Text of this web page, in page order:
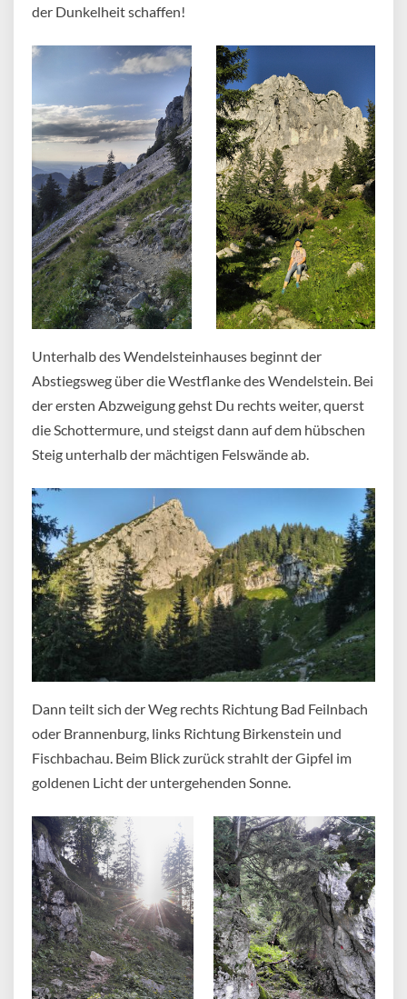
der Dunkelheit schaffen!
Unterhalb des Wendelsteinhauses beginnt der
Abstiegsweg über die Westflanke des Wendelstein. Bei
der ersten Abzweigung gehst Du rechts weiter, querst
die Schottermure, und steigst dann auf dem hübschen
Steig unterhalb der mächtigen Felswände ab.
Dann teilt sich der Weg rechts Richtung Bad Feilnbach
oder Brannenburg, links Richtung Birkenstein und
Fischbachau. Beim Blick zurück strahlt der Gipfel im
goldenen Licht der untergehenden Sonne.